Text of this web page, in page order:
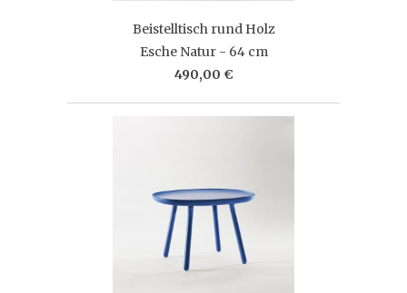
Beistelltisch rund Holz
Esche Natur - 64 cm
490,00 €